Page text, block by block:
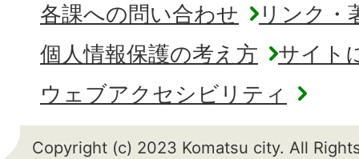
各課への問い合わせ
リンク・
個人情報保護の考え方
サイト
ウェブアクセシビリティ
Copyright (c) 2023 Komatsu city. All